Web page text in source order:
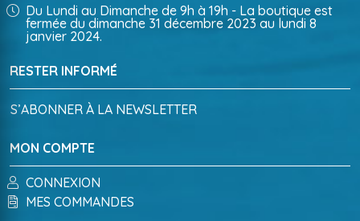
RESTER INFORMÉ
S’ABONNER À LA NEWSLETTER
MON COMPTE
CONNEXION
MES COMMANDES
Du Lundi au Dimanche de 9h à 19h - La boutique est
fermée du dimanche 31 décembre 2023 au lundi 8
janvier 2024.